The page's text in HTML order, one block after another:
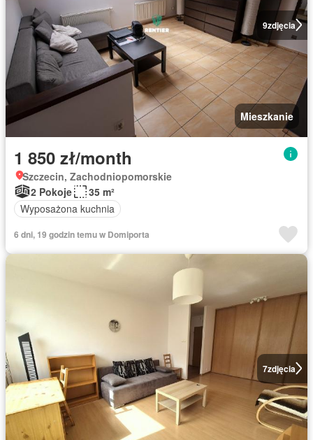
9zdjęcia
Mieszkanie
1 850 zł/month
Szczecin, Zachodniopomorskie
2 Pokoje
35 m²
Wyposażona kuchnia
6 dni, 19 godzin temu w Domiporta
7zdjęcia